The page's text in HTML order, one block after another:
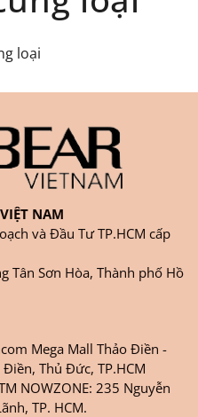
trangWEBSITE/
với đơn hàng Online tại
được giao sớm nhất là 1
loại
NAM
và Đầu Tư TP.HCM cấp
Tân Sơn Hòa, Thành phố Hồ
Mega Mall Thảo Điền -
Thủ Đức, TP.HCM
NOWZONE: 235 Nguyễn
TP. HCM.